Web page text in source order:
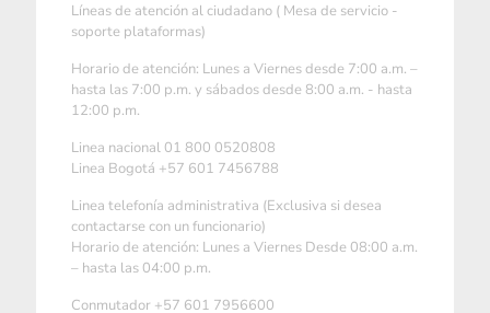
Líneas de atención al ciudadano ( Mesa de servicio -
soporte plataformas)
Horario de atención: Lunes a Viernes desde 7:00 a.m. –
hasta las 7:00 p.m. y sábados desde 8:00 a.m. - hasta
12:00 p.m.
Linea nacional 01 800 0520808
Linea Bogotá +57 601 7456788
Linea telefonía administrativa (Exclusiva si desea
contactarse con un funcionario)
Horario de atención: Lunes a Viernes Desde 08:00 a.m.
– hasta las 04:00 p.m.
Conmutador +57 601 7956600